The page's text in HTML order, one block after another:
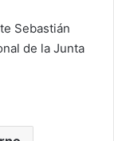
Sebastián
de la Junta